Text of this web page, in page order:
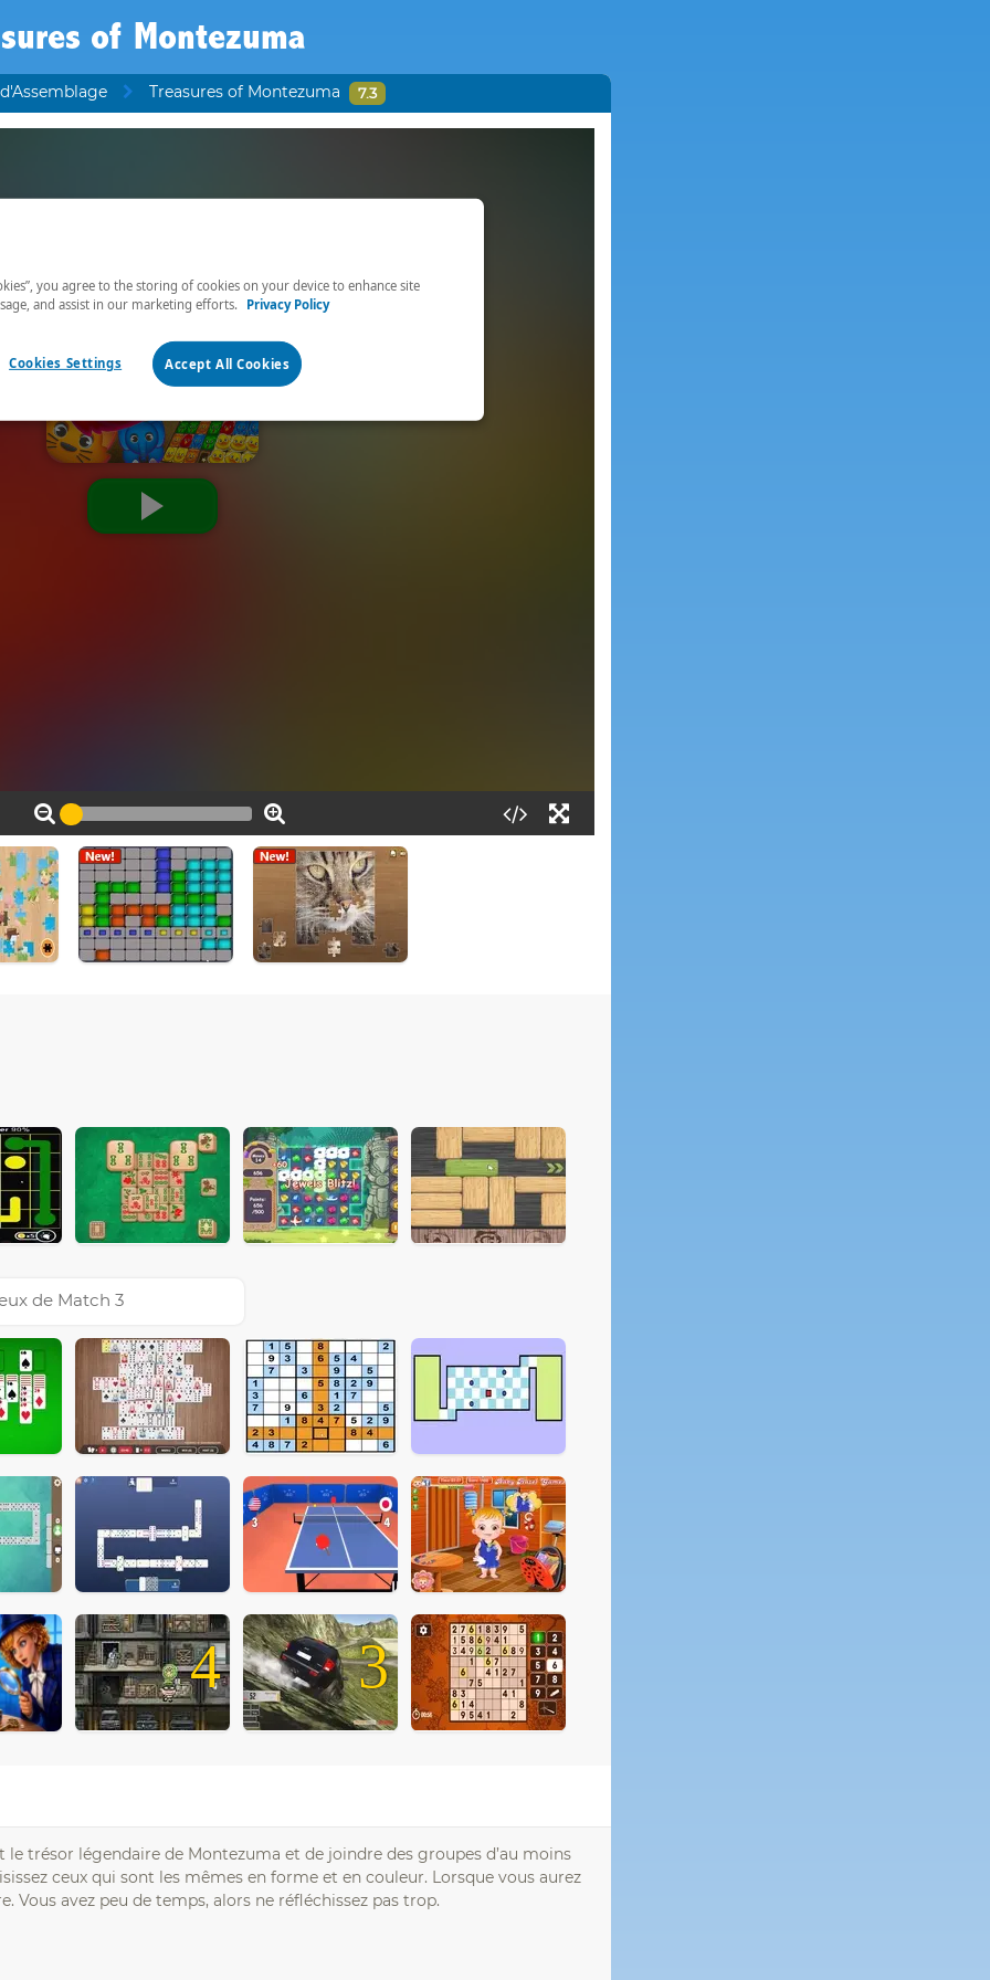
of Montezuma
Treasures of Montezuma 7.3
de Match 3
4 3
le trésor légendaire de Montezuma et de joindre des groupes d’au moins
ceux qui sont les mêmes en forme et en couleur. Lorsque vous aurez
Vous avez peu de temps, alors ne réfléchissez pas trop.